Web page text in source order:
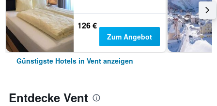
126 €
Zum Angebot
Günstigste Hotels in Vent anzeigen
Entdecke Vent